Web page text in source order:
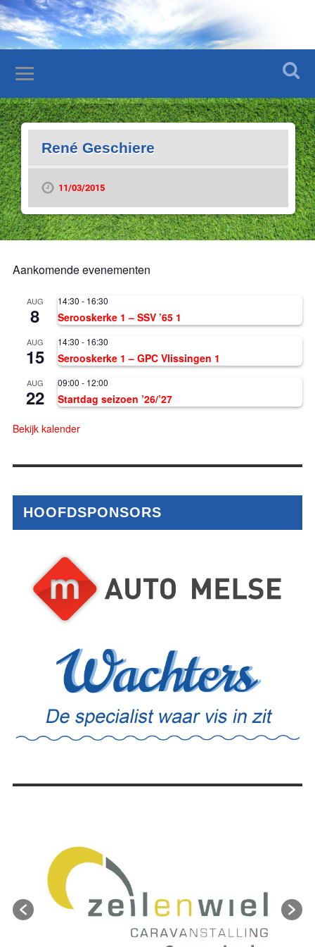
René Geschiere
11/03/2015
Aankomende evenementen
AUG
8
14:30 - 16:30
Serooskerke 1 – SSV ’65 1
AUG
15
14:30 - 16:30
Serooskerke 1 – GPC Vlissingen 1
AUG
22
09:00 - 12:00
Startdag seizoen ’26/’27
Bekijk kalender
HOOFDSPONSORS